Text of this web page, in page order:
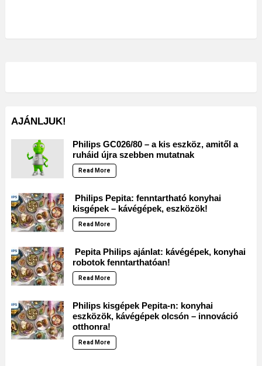
AJÁNLJUK!
Philips GC026/80 – a kis eszköz, amitől a
ruháid újra szebben mutatnak
Read More
Philips Pepita: fenntartható konyhai
kisgépek – kávégépek, eszközök!
Read More
Pepita Philips ajánlat: kávégépek, konyhai
robotok fenntarthatóan!
Read More
Philips kisgépek Pepita-n: konyhai
eszközök, kávégépek olcsón – innováció
otthonra!
Read More